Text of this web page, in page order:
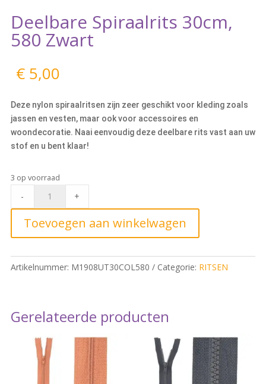
Deelbare Spiraalrits 30cm,
580 Zwart
€5,00
Deze nylon spiraalritsen zijn zeer geschikt voor kleding zoals
jassen en vesten, maar ook voor accessoires en
woondecoratie. Naai eenvoudig deze deelbare rits vast aan uw
stof en u bent klaar!
3 op voorraad
30cm,
quantity
- +
Toevoegen aan winkelwagen
Artikelnummer: M1908UT30COL580 Categorie: RITSEN
Gerelateerde producten